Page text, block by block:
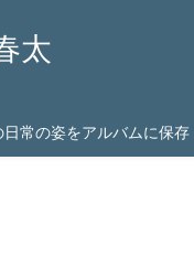
太
常の姿をアルバムに保存